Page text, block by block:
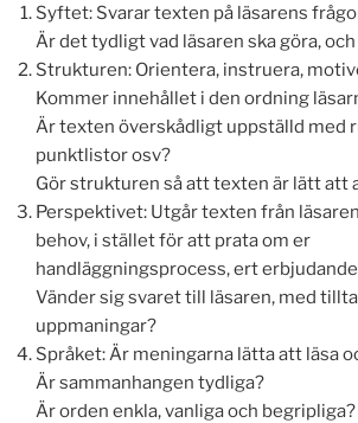
Syftet: Svarar texten på läsarens
Är det tydligt vad läsaren ska göra,
Strukturen: Orientera, instruera,
Kommer innehållet i den ordning
Är texten överskådligt uppställd med
punktlistor osv?
Gör strukturen så att texten är lätt att
Perspektivet: Utgår texten från
behov, i stället för att prata om er
handläggningsprocess, ert
Vänder sig svaret till läsaren, med
uppmaningar?
Språket: Är meningarna lätta att läsa
Är sammanhangen tydliga?
Är orden enkla, vanliga och begripliga?